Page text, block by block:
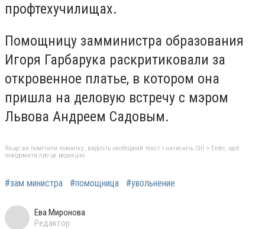
профтехучилищах.
Помощницу замминистра образования
Игоря Гарбарука раскритиковали за
откровенное платье, в котором она
пришла на деловую встречу с мэром
Львова Андреем Садовым.
Якщо ви помітили помилку, виділіть необхідний текст і натисніть Ctrl + Enter, щоб
повідомити про це редакцію
#зам министра #помощница #увольнение
Ева Миронова
Редактор